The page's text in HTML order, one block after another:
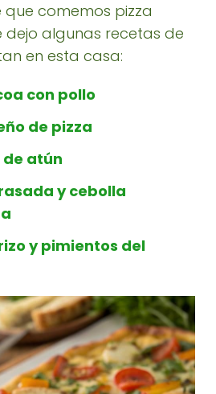
comemos pizza
algunas recetas de
en esta casa:
con pollo
de pizza
de atún
y cebolla
y pimientos del